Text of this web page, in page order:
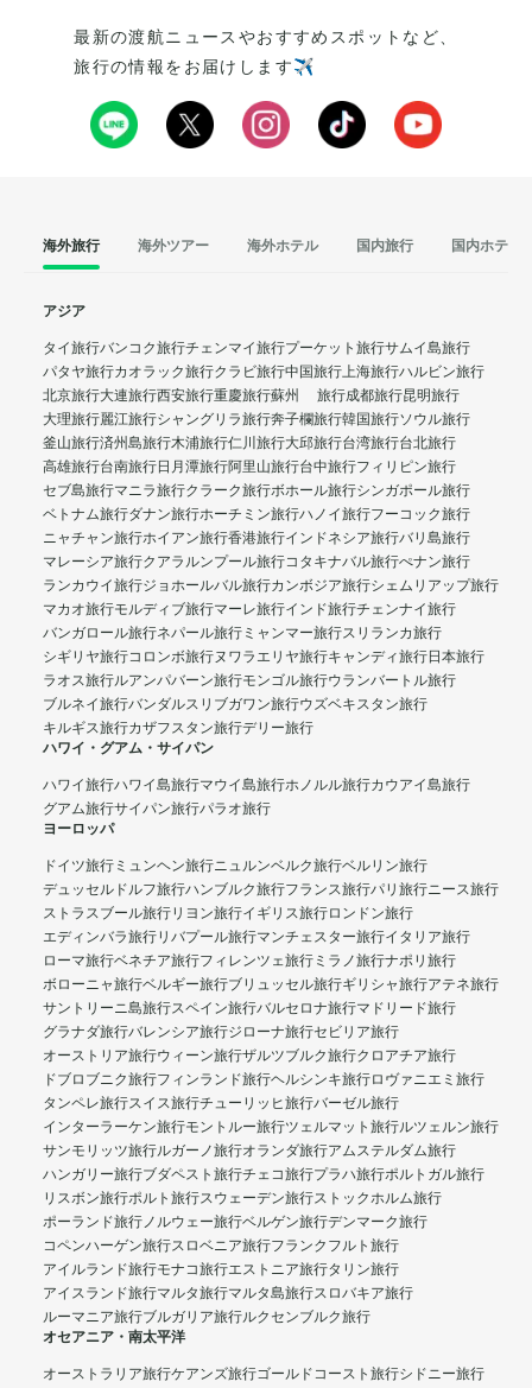
最新の渡航ニュースやおすすめスポットなど、
旅行の情報をお届けします✈️
海外旅行 海外ツアー 海外ホテル 国内旅行 国内ホテル
アジア
タイ旅行バンコク旅行チェンマイ旅行プーケット旅行サムイ島旅行
パタヤ旅行カオラック旅行クラビ旅行中国旅行上海旅行ハルビン旅行
北京旅行大連旅行西安旅行重慶旅行蘇州 旅行成都旅行昆明旅行
大理旅行麗江旅行シャングリラ旅行奔子欄旅行韓国旅行ソウル旅行
釜山旅行済州島旅行木浦旅行仁川旅行大邱旅行台湾旅行台北旅行
高雄旅行台南旅行日月潭旅行阿里山旅行台中旅行フィリピン旅行
セブ島旅行マニラ旅行クラーク旅行ボホール旅行シンガポール旅行
ベトナム旅行ダナン旅行ホーチミン旅行ハノイ旅行フーコック旅行
ニャチャン旅行ホイアン旅行香港旅行インドネシア旅行バリ島旅行
マレーシア旅行クアラルンプール旅行コタキナバル旅行ぺナン旅行
ランカウイ旅行ジョホールバル旅行カンボジア旅行シェムリアップ旅行
マカオ旅行モルディブ旅行マーレ旅行インド旅行チェンナイ旅行
バンガロール旅行ネパール旅行 ミャンマー旅行スリランカ旅行
シギリヤ旅行コロンボ旅行ヌワラエリヤ旅行キャンディ旅行日本旅行
ラオス旅行ルアンパバーン旅行モンゴル旅行ウランバートル旅行
ブルネイ旅行バンダルスリブガワン旅行ウズベキスタン旅行
キルギス旅行カザフスタン旅行デリー旅行
ハワイ・グアム・サイパン
ハワイ旅行ハワイ島旅行マウイ島旅行ホノルル旅行カウアイ島旅行
グアム旅行サイパン旅行パラオ旅行
ヨーロッパ
ドイツ旅行 ミュンヘン旅行ニュルンベルク旅行ベルリン旅行
デュッセルドルフ旅行ハンブルク旅行フランス旅行パリ旅行ニース旅行
ストラスブール旅行リヨン旅行イギリス旅行ロンドン旅行
エディンバラ旅行リバプール旅行マンチェスター旅行イタリア旅行
ローマ旅行ベネチア旅行フィレンツェ旅行 ミラノ旅行ナポリ旅行
ボローニャ旅行ベルギー旅行ブリュッセル旅行ギリシャ旅行アテネ旅行
サントリーニ島旅行スペイン旅行バルセロナ旅行マドリード旅行
グラナダ旅行バレンシア旅行ジローナ旅行セビリア旅行
オーストリア旅行ウィーン旅行ザルツブルク旅行クロアチア旅行
ドブロブニク旅行フィンランド旅行ヘルシンキ旅行ロヴァニエミ旅行
タンペレ旅行スイス旅行チューリッヒ旅行バーゼル旅行
インターラーケン旅行モントルー旅行ツェルマット旅行ルツェルン旅行
サンモリッツ旅行ルガーノ旅行オランダ旅行アムステルダム旅行
ハンガリー旅行ブダペスト旅行チェコ旅行プラハ旅行ポルトガル旅行
リスボン旅行ポルト旅行スウェーデン旅行ストックホルム旅行
ポーランド旅行ノルウェー旅行ベルゲン旅行デンマーク旅行
コペンハーゲン旅行スロベニア旅行フランクフルト旅行
アイルランド旅行モナコ旅行エストニア旅行タリン旅行
アイスランド旅行マルタ旅行マルタ島旅行スロバキア旅行
ルーマニア旅行ブルガリア旅行ルクセンブルク旅行
オセアニア・南太平洋
オーストラリア旅行ケアンズ旅行ゴールドコースト旅行シドニー旅行